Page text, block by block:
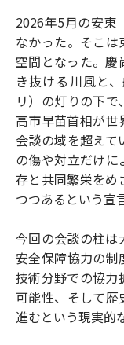
2026年5月の安東
なかった。そこ
空間となった。
き抜ける川風と
リ）の灯りの下
高市早苗首相が世
会談の域を超えて
の傷や対立だけに
存と共同繁栄をめ
つつあるという宣
今回の会談の柱は
安全保障協力の
技術分野での協力
可能性、そして歴
進むという現実的